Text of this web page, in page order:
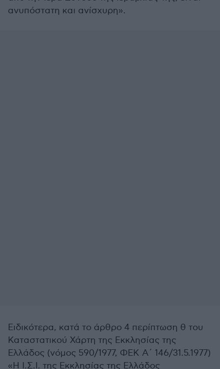
ανυπόστατη και ανίσχυρη».
Ειδικότερα, κατά το άρθρο 4 περίπτωση θ του
Καταστατικού Χάρτη της Εκκλησίας της
Ελλάδος (νόμος 590/1977, ΦΕΚ Α΄ 146/31.5.1977)
«Η Ι.Σ.Ι. της Εκκλησίας της Ελλάδος